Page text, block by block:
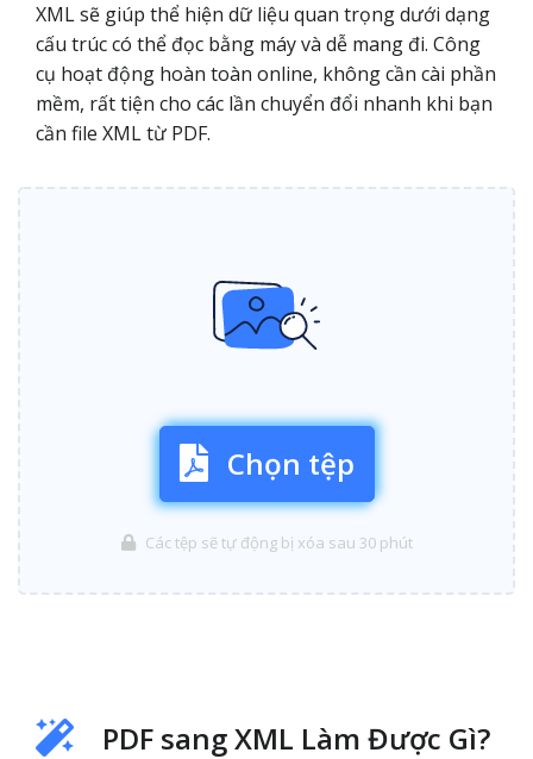
XML sẽ giúp thể hiện dữ liệu quan trọng dưới dạng
cấu trúc có thể đọc bằng máy và dễ mang đi. Công
cụ hoạt động hoàn toàn online, không cần cài phần
mềm, rất tiện cho các lần chuyển đổi nhanh khi bạn
cần file XML từ PDF.
Chọn tệp
Các tệp sẽ tự động bị xóa sau 30 phút
PDF sang XML Làm Được Gì?